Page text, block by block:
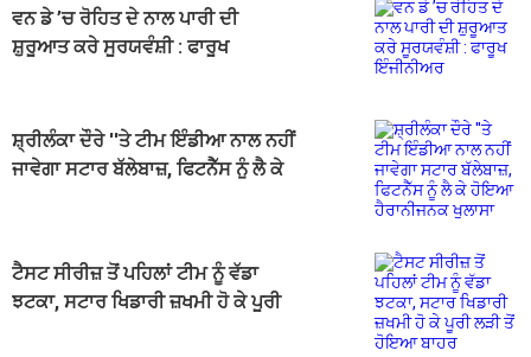
ਵਨ ਡੇ ’ਚ ਰੋਹਿਤ ਦੇ ਨਾਲ ਪਾਰੀ ਦੀ
ਸ਼ੁਰੂਆਤ ਕਰੇ ਸੂਰਯਵੰਸ਼ੀ : ਫਾਰੂਖ
ਸ਼੍ਰੀਲੰਕਾ ਦੌਰੇ ''ਤੇ ਟੀਮ ਇੰਡੀਆ ਨਾਲ ਨਹੀਂ
ਜਾਵੇਗਾ ਸਟਾਰ ਬੱਲੇਬਾਜ਼, ਫਿਟਨੈੱਸ ਨੂੰ ਲੈ ਕੇ
ਟੈਸਟ ਸੀਰੀਜ਼ ਤੋਂ ਪਹਿਲਾਂ ਟੀਮ ਨੂੰ ਵੱਡਾ
ਝਟਕਾ, ਸਟਾਰ ਖਿਡਾਰੀ ਜ਼ਖਮੀ ਹੋ ਕੇ ਪੂਰੀ